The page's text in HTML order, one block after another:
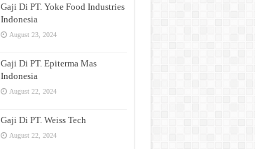
Gaji Di PT. Yoke Food Industries
Indonesia
August 23, 2024
Gaji Di PT. Epiterma Mas
Indonesia
August 22, 2024
Gaji Di PT. Weiss Tech
August 22, 2024